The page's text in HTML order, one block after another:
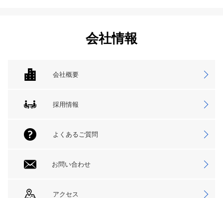
会社情報
会社概要
採用情報
よくあるご質問
お問い合わせ
アクセス